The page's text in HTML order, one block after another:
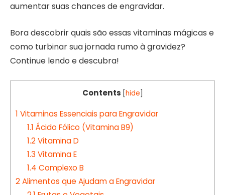
aumentar suas chances de engravidar.
Bora descobrir quais são essas vitaminas mágicas e
como turbinar sua jornada rumo à gravidez?
Continue lendo e descubra!
Contents [hide]
1 Vitaminas Essenciais para Engravidar
1.1 Ácido Fólico (Vitamina B9)
1.2Vitamina D
1.3 Vitamina E
1.4 Complexo B
2Alimentos que Ajudam a Engravidar